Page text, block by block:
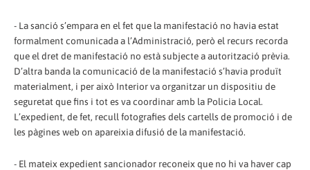
- La sanció s’empara en el fet que la manifestació no havia estat
formalment comunicada a l’Administració, però el recurs recorda
que el dret de manifestació no està subjecte a autorització prèvia.
D’altra banda la comunicació de la manifestació s’havia produït
materialment, i per això Interior va organitzar un dispositiu de
seguretat que fins i tot es va coordinar amb la Policia Local.
L’expedient, de fet, recull fotografies dels cartells de promoció i de
les pàgines web on apareixia difusió de la manifestació.
- El mateix expedient sancionador reconeix que no hi va haver cap